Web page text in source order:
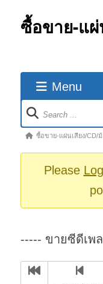
ซื้อขาย-แผ่
Menu
Forum
Navigation
Forumซื้อขาย-แผ่นเสียง/CD/ม้
Please
----- ขายซีดีเพ